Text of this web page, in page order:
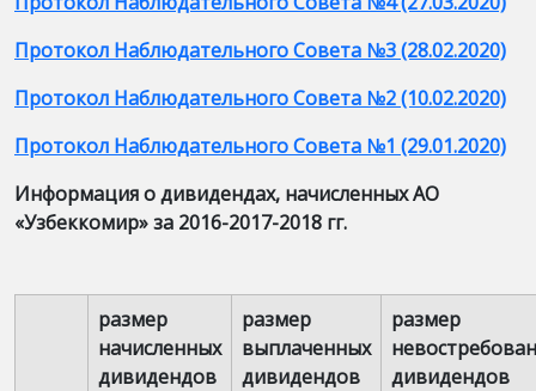
Протокол Наблюдательного Совета №3 (28.02.2020)
Протокол Наблюдательного Совета №2 (10.02.2020)
Протокол Наблюдательного Совета №1 (29.01.2020)
Информация о дивидендах, начисленных АО
«Узбеккомир» за 2016-2017-2018 гг.
размер
начисленных
дивидендов
размер
выплаченных
дивидендов
размер
дивидендов